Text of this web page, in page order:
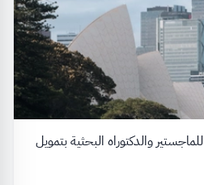
منحة جامعة سيدني 2027 للماجستير والدكتوراه البحثية بتمويل